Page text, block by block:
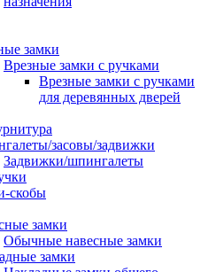
замки
Врезные замки с ручками
Врезные замки с ручками
для деревянных дверей
засовы/задвижки
Задвижки/шпингалеты
скобы
замки
Обычные навесные замки
замки